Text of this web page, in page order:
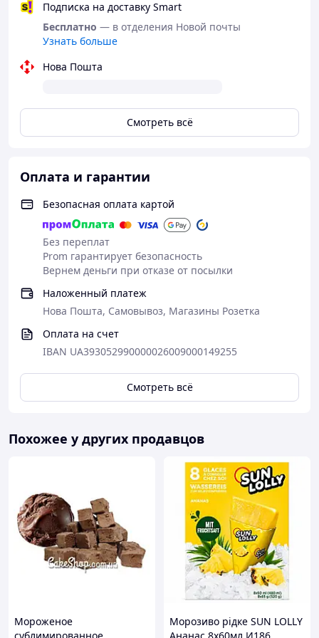
Подписка на доставку Smart
Бесплатно — в отделения Новой почты
Узнать больше
Нова Пошта
Смотреть всё
Оплата и гарантии
Безопасная оплата картой
Без переплат
Prom гарантирует безопасность
Вернем деньги при отказе от посылки
Наложенный платеж
Нова Пошта, Самовывоз, Магазины Розетка
Оплата на счет
IBAN UA393052990000026009000149255
Смотреть всё
Похожее у других продавцов
Мороженое
Морозиво рідке SUN LOLLY